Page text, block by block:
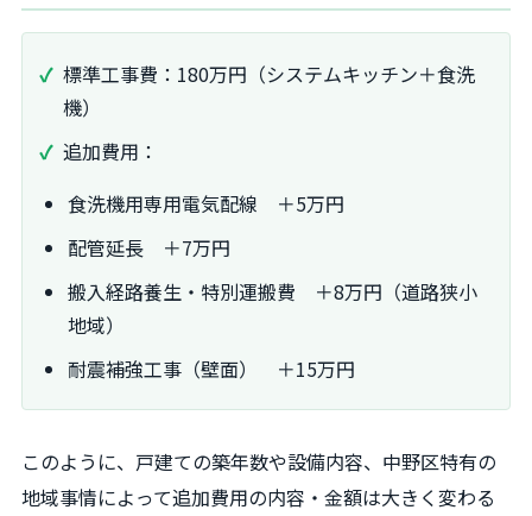
標準工事費：180万円（システムキッチン＋食洗
機）
追加費用：
食洗機用専用電気配線 ＋5万円
配管延長 ＋7万円
搬入経路養生・特別運搬費 ＋8万円（道路狭小
地域）
耐震補強工事（壁面） ＋15万円
このように、戸建ての築年数や設備内容、中野区特有の
地域事情によって追加費用の内容・金額は大きく変わる